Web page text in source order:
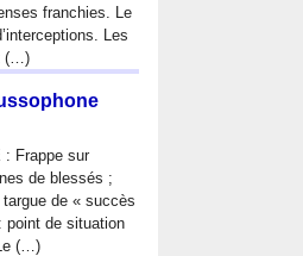
franchies. Le
Les
(…)
: Frappe sur
de blessés ;
de « succès
point de situation
(…)